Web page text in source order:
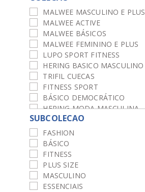
MALWEE MASCULINO E PLUS
MALWEE ACTIVE
MALWEE BÁSICOS
MALWEE FEMININO E PLUS
LUPO SPORT FITNESS
HERING BASICO MASCULINO
TRIFIL CUECAS
FITNESS SPORT
BÁSICO DEMOCRÁTICO
HERING MODA MASCULINA
ENFIM
ACTIVE
MALWEE JEANS
SUBCOLECAO
FASHION
BÁSICO
FITNESS
PLUS SIZE
MASCULINO
ESSENCIAIS